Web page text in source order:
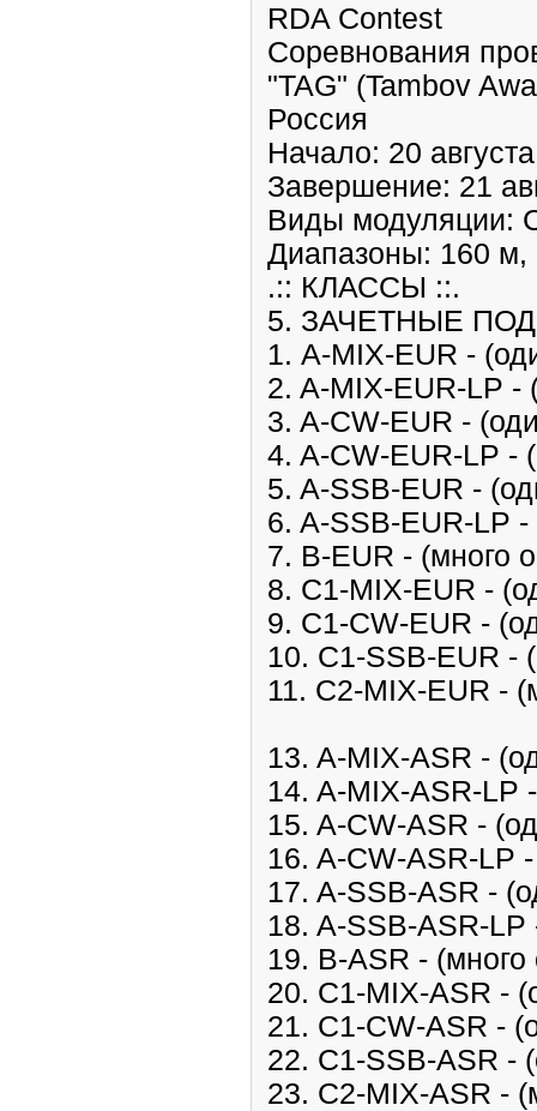
RDA Contest
Соревнования
"TAG" (Tambov
Россия
Начало: 20
Завершение: 21
Виды модуляции:
Диапазоны: 160
.:: КЛАССЫ ::.
5. ЗАЧЕТНЫЕ
1. A-MIX-EUR -
2. A-MIX-EUR-LP -
3. A-CW-EUR -
4. A-CW-EUR-LP -
5. A-SSB-EUR -
6. A-SSB-EUR-LP
7. B-EUR - (много
8. C1-MIX-EUR -
9. C1-CW-EUR -
10. C1-SSB-EUR -
11. C2-MIX-EUR -
13. A-MIX-ASR -
14. A-MIX-ASR-LP
15. A-CW-ASR -
16. A-CW-ASR-LP
17. A-SSB-ASR -
18. A-SSB-ASR-
19. B-ASR -
20. C1-MIX-ASR -
21. C1-CW-ASR -
22. C1-SSB-ASR -
23. C2-MIX-ASR -